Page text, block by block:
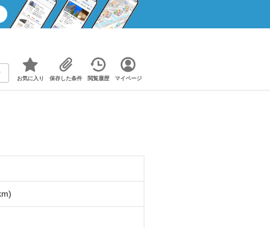
お気に入り 保存した条件 閲覧履歴 マイページ